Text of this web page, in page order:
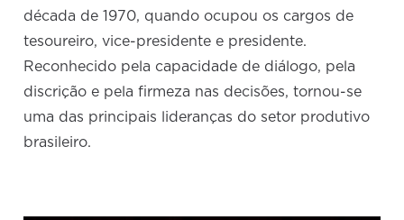
década de 1970, quando ocupou os cargos de
tesoureiro, vice-presidente e presidente.
Reconhecido pela capacidade de diálogo, pela
discrição e pela firmeza nas decisões, tornou-se
uma das principais lideranças do setor produtivo
brasileiro.